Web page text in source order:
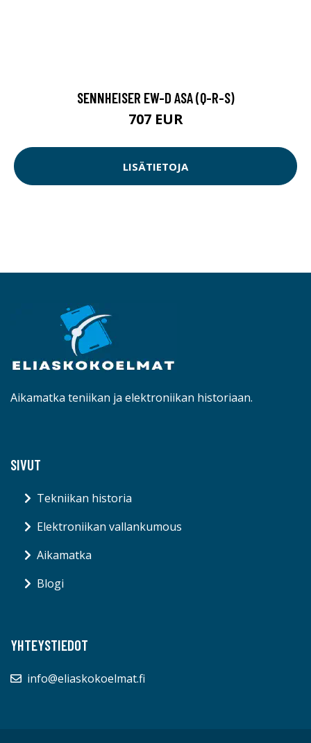
SENNHEISER EW-D ASA (Q-R-S)
707 EUR
LISÄTIETOJA
Aikamatka teniikan ja elektroniikan historiaan.
SIVUT
Tekniikan historia
Elektroniikan vallankumous
Aikamatka
Blogi
YHTEYSTIEDOT
info@eliaskokoelmat.fi